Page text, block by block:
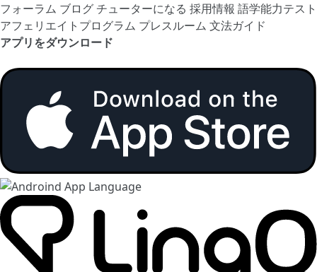
フォーラム ブログチューターになる 採用情報 語学能力テスト
アフェリエイトプログラム プレスルーム 文法ガイド
アプリをダウンロード